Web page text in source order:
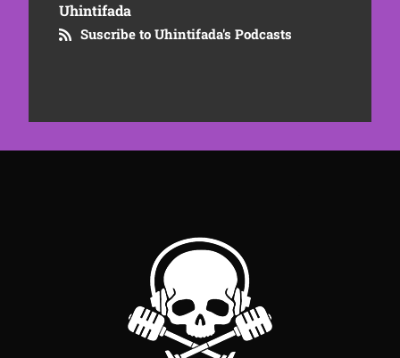
Uhintifada
Suscribe to Uhintifada's Podcasts